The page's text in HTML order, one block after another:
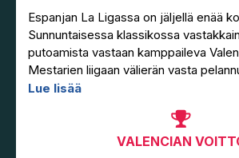
Espanjan La Ligassa on jäljellä enää
Sunnuntaisessa klassikossa
putoamista vastaan kamppaileva
Mestarien liigaan välierän vasta
Lue lisää
VALENCIAN